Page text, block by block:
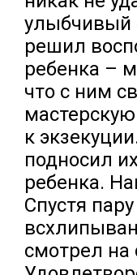
улыбчивый
решил
ребенка –
что с ним
к
подносил
ребенка.
Спустя
смотрел на